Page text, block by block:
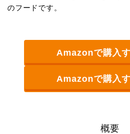
のフードです。
Amazonで購入
Amazonで購入
概要